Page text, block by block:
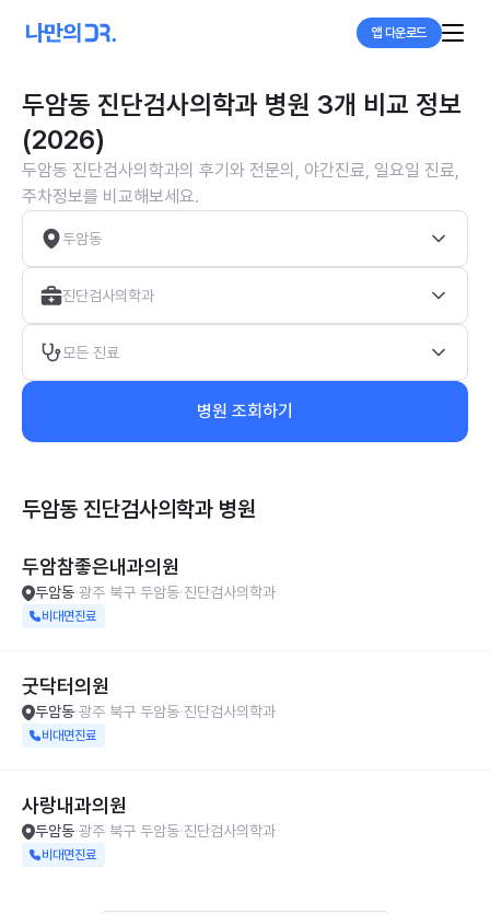
앱 다운로드
두암동 진단검사의학과 병원 3개 비교 정보
(2026)
두암동 진단검사의학과의 후기와 전문의, 야간진료, 일요일 진료,
주차정보를 비교해보세요.
두암동
진단검사의학과
모든 진료
병원 조회하기
두암동 진단검사의학과 병원
두암참좋은내과의원
두암동 광주 북구 두암동 진단검사의학과
비대면진료
굿닥터의원
두암동 광주 북구 두암동 진단검사의학과
비대면진료
사랑내과의원
두암동 광주 북구 두암동 진단검사의학과
비대면진료